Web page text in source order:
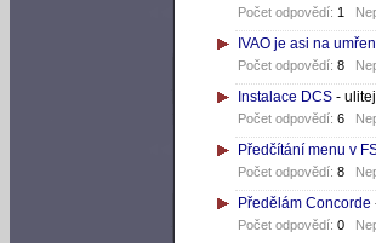
Počet odpovědí: 1
IVAO je asi na
Počet odpovědí: 8
Instalace DCS - ulitej
Počet odpovědí: 6
Předčítání menu v
Počet odpovědí: 8
Předělám Concorde
Počet odpovědí: 0